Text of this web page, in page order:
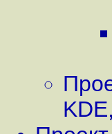
KDE,